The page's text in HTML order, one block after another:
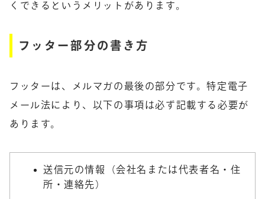
くできるというメリットがあります。
フッター部分の書き方
フッターは、メルマガの最後の部分です。特定電子
メール法により、以下の事項は必ず記載する必要が
あります。
送信元の情報（会社名または代表者名・住
所・連絡先）